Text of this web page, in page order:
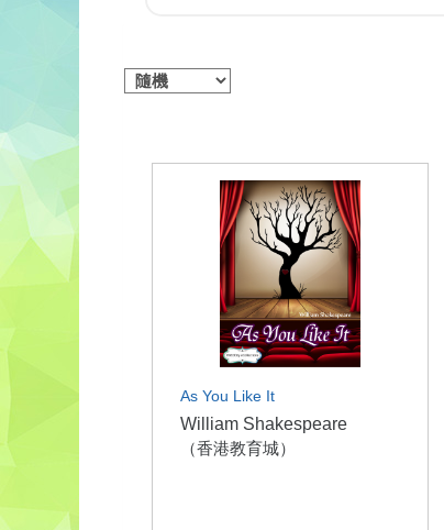
As You Like It
William Shakespeare
（香港教育城）